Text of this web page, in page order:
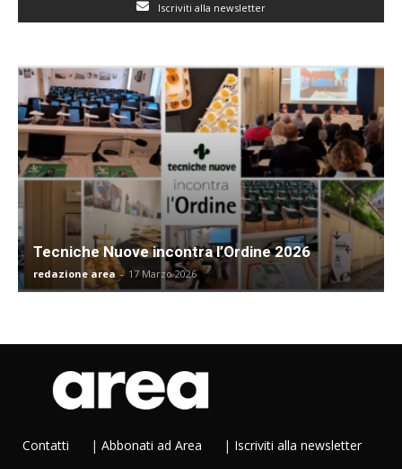
Iscriviti alla newsletter
Tecniche Nuove incontra l’Ordine 2026
redazione area - 17 Marzo 2026
Contatti | Abbonati ad Area | Iscriviti alla newsletter